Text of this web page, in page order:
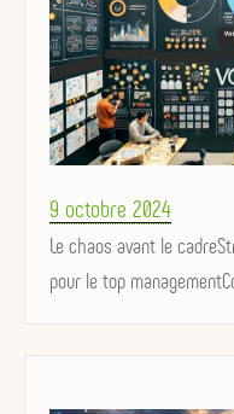
Posted
on
9 octobre 2024
Le chaos avant le
pour le top